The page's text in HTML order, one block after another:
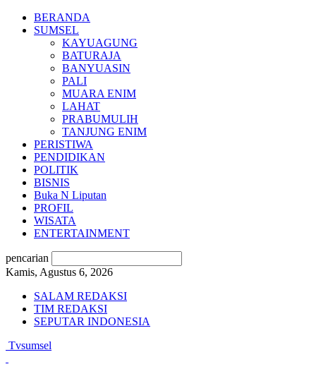
BERANDA
SUMSEL
KAYUAGUNG
BATURAJA
BANYUASIN
PALI
MUARA ENIM
LAHAT
PRABUMULIH
TANJUNG ENIM
PERISTIWA
PENDIDIKAN
POLITIK
BISNIS
Buka N Liputan
PROFIL
WISATA
ENTERTAINMENT
pencarian
Kamis, Agustus 6, 2026
SALAM REDAKSI
TIM REDAKSI
SEPUTAR INDONESIA
Tvsumsel